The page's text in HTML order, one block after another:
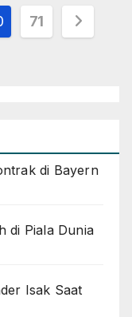
71
di Bayern
di Piala Dunia
Isak Saat